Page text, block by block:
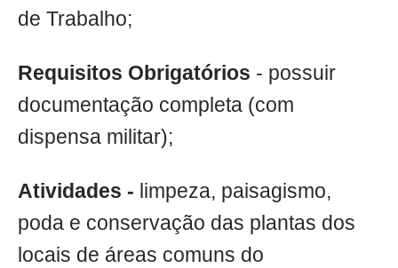
de Trabalho;
Requisitos Obrigatórios - possuir
documentação completa (com
dispensa militar);
Atividades - limpeza, paisagismo,
poda e conservação das plantas dos
locais de áreas comuns do